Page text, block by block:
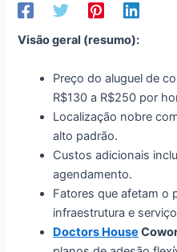
Visão geral (resumo):
Preço do aluguel de
R$130 a R$250 por
Localização nobre
alto padrão.
Custos adicionais
agendamento.
Fatores que afetam o
infraestrutura e
Doctors House